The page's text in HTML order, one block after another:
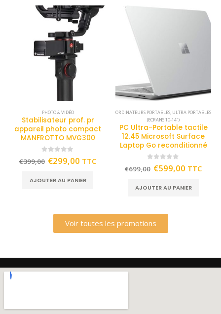
PHOTO & VIDÉO
Stabilisateur prof. pr
appareil photo compact
MANFROTTO MVG300
out of 5
€399,00 €299,00 TTC
AJOUTER AU PANIER
ORDINATEURS PORTABLES, ULTRA PORTABLES
(ECRANS 10-14")
PC Ultra-Portable tactile
12.45 Microsoft Surface
Laptop Go reconditionné
out of 5
€699,00 €599,00 TTC
AJOUTER AU PANIER
Voir toutes les promotions